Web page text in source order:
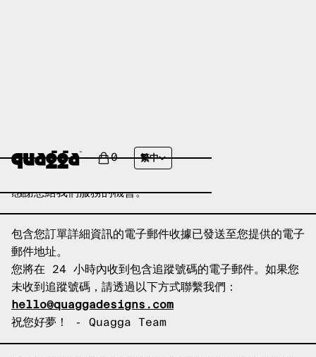
0 繁中
感謝您！
感謝您給我們服務的機會。
包含您訂單詳細資訊的電子郵件收據已發送至您提供的電子
郵件地址。
您將在 24 小時內收到包含追蹤號碼的電子郵件。如果您
未收到追蹤號碼，請透過以下方式聯繫我們：
hello@quaggadesigns.com
Email copied!
祝您好夢！ - Quagga Team